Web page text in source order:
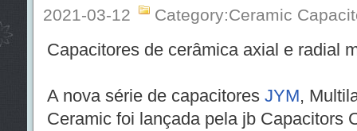
2021-03-12 Category:Ceramic
Capacitores de cerâmica axial e radial
A nova série de capacitores JYM,
Ceramic foi lançada pela jb Capacitors